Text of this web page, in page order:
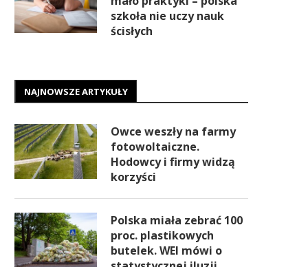
szkoła nie uczy nauk
ścisłych
NAJNOWSZE ARTYKUŁY
Owce weszły na farmy
fotowoltaiczne.
Hodowcy i firmy widzą
korzyści
Polska miała zebrać 100
proc. plastikowych
butelek. WEI mówi o